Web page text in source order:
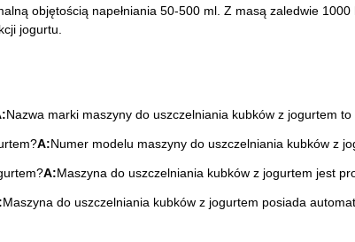
objętością napełniania 50-500 ml. Z masą zaledwie
jogurtu.
Nazwa marki maszyny do uszczelniania kubków z jogurtem to
A:Numer modelu maszyny do uszczelniania kubków z
A:Maszyna do uszczelniania kubków z jogurtem jest
Maszyna do uszczelniania kubków z jogurtem posiada